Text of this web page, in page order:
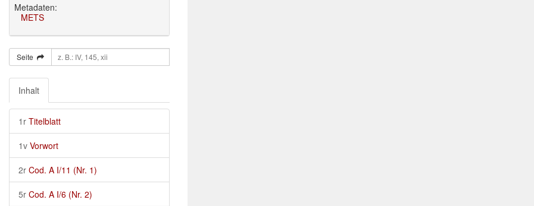
Metadaten:
METS
Seite
Inhalt
1r Titelblatt
1v Vorwort
2r Cod. A I/11 (Nr. 1)
5r Cod. A I/6 (Nr. 2)